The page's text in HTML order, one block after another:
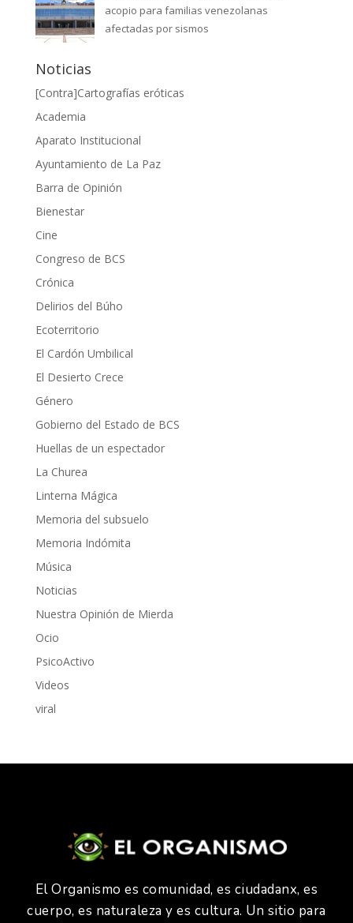
acopio para familias venezolanas
afectadas por sismos
Noticias
[Contra]Cartografías eróticas
Academia
Aparato Institucional
Ayuntamiento de La Paz
Barra de Opinión
Bienestar
Cine
Congreso de BCS
Crónica
Delirios del Búho
Ecoterritorio
El Cardón Umbilical
El Desierto Crece
Género
Gobierno del Estado de BCS
Huellas de un espectador
La Churea
Linterna Mágica
Memoria del subsuelo
Memoria Indómita
Música
Noticias
Nuestra Opinión de Mierda
Ocio
PsicoActivo
Videos
viral
El Organismo es comunidad, es ciudadanx, es
cuerpo, es naturaleza y es cultura. Un sitio para